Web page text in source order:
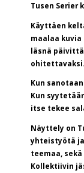
Tusen Serier
Käyttäen
maalaa
läsnä
ohitettavaksi.
Kun
Kun
itse tekee
Näyttely on
yhteistyötä
teemaa,
Kollektiivin